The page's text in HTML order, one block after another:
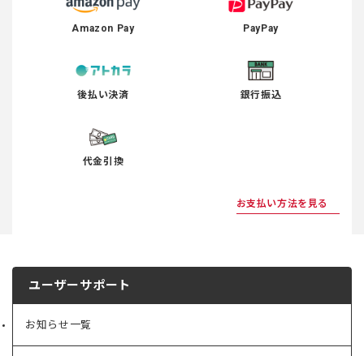
Amazon Pay PayPay
後払い決済 銀行振込
代金引換
お支払い方法を見る
ユーザーサポート
お知らせ一覧